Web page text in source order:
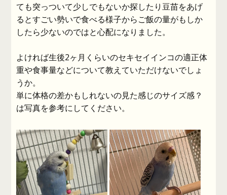
ても突っついて少しでもないか探したり豆苗をあげ
るとすごい勢いで食べる様子からご飯の量がもしか
したら少ないのではと心配になりました。
よければ生後2ヶ月くらいのセキセイインコの適正体
重や食事量などについて教えていただけないでしょ
うか。
単に体格の差かもしれないの見た感じのサイズ感？
は写真を参考にしてください。